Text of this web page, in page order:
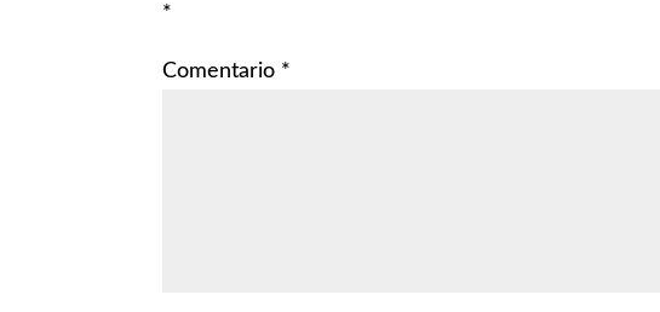
*
Comentario *